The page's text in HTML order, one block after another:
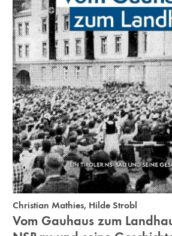
Christian Mathies, Hilde Strobl
Vom Gauhaus zum